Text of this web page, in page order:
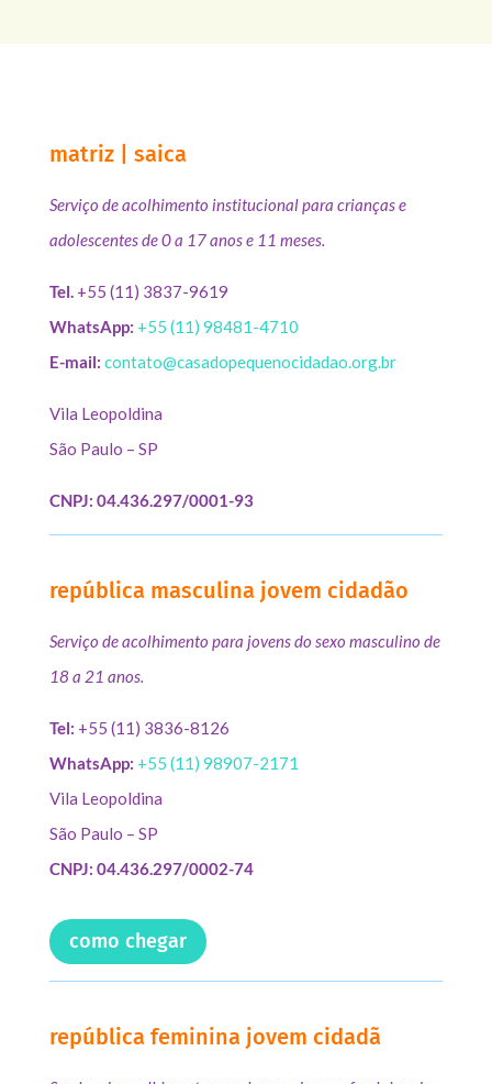
matriz | saica
Serviço de acolhimento institucional para crianças e
adolescentes de 0 a 17 anos e 11 meses.
Tel.+55 (11) 3837-9619
WhatsApp: +55 (11) 98481-4710
E-mail: contato@casadopequenocidadao.org.br
Vila Leopoldina
São Paulo – SP
CNPJ: 04.436.297/0001-93
república masculina jovem cidadão
Serviço de acolhimento para jovens do sexo masculino de
18 a 21 anos.
Tel: +55 (11) 3836-8126
WhatsApp: +55 (11) 98907-2171
Vila Leopoldina
São Paulo – SP
CNPJ: 04.436.297/0002-74
como chegar
república feminina jovem cidadã